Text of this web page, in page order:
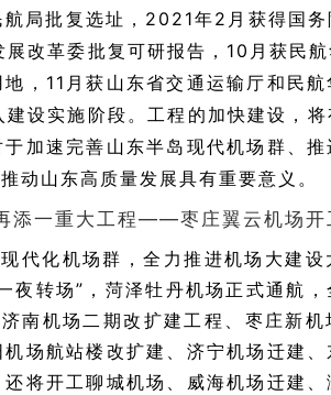
局批复选址，2021年2月获得国务
改革委批复可研报告，10月获民航
，11月获山东省交通运输厅和民
设实施阶段。工程的加快建设，
加速完善山东半岛现代机场群、
动山东高质量发展具有重要意义。
代化机场群，全力推进机场大建设
夜转场”，菏泽牡丹机场正式通航
南机场二期改扩建工程、枣庄新机
场航站楼改扩建、济宁机场迁建
将开工聊城机场、威海机场迁建